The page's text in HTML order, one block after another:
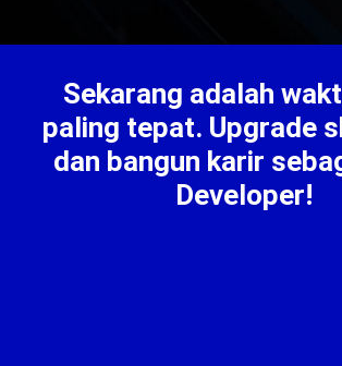
Sekarang adalah
paling tepat. Upgrade
dan bangun karir
Developer!